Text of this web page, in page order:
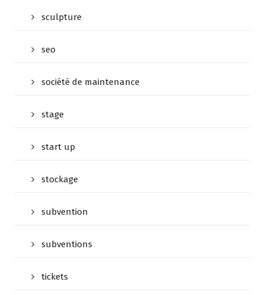
sculpture
seo
société de maintenance
stage
start up
stockage
subvention
subventions
tickets